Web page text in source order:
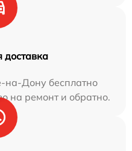
доставка
на-Дону бесплатно
на ремонт и обратно.